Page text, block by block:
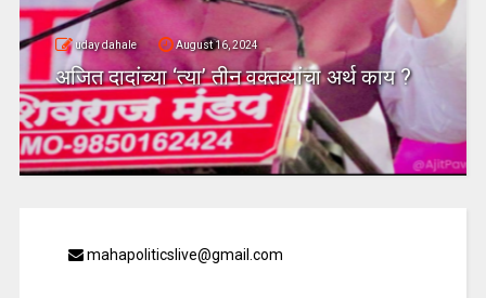
uday dahale August 16, 2024
अजित दादांच्या ‘त्या’ तीन वक्तव्यांचा अर्थ काय ?
mahapoliticslive@gmail.com